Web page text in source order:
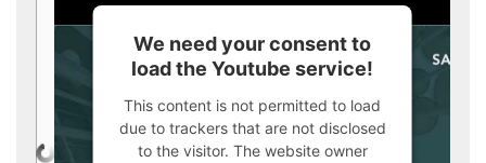
We need your consent to
load the Youtube service!
This content is not permitted to load
due to trackers that are not disclosed
to the visitor. The website owner